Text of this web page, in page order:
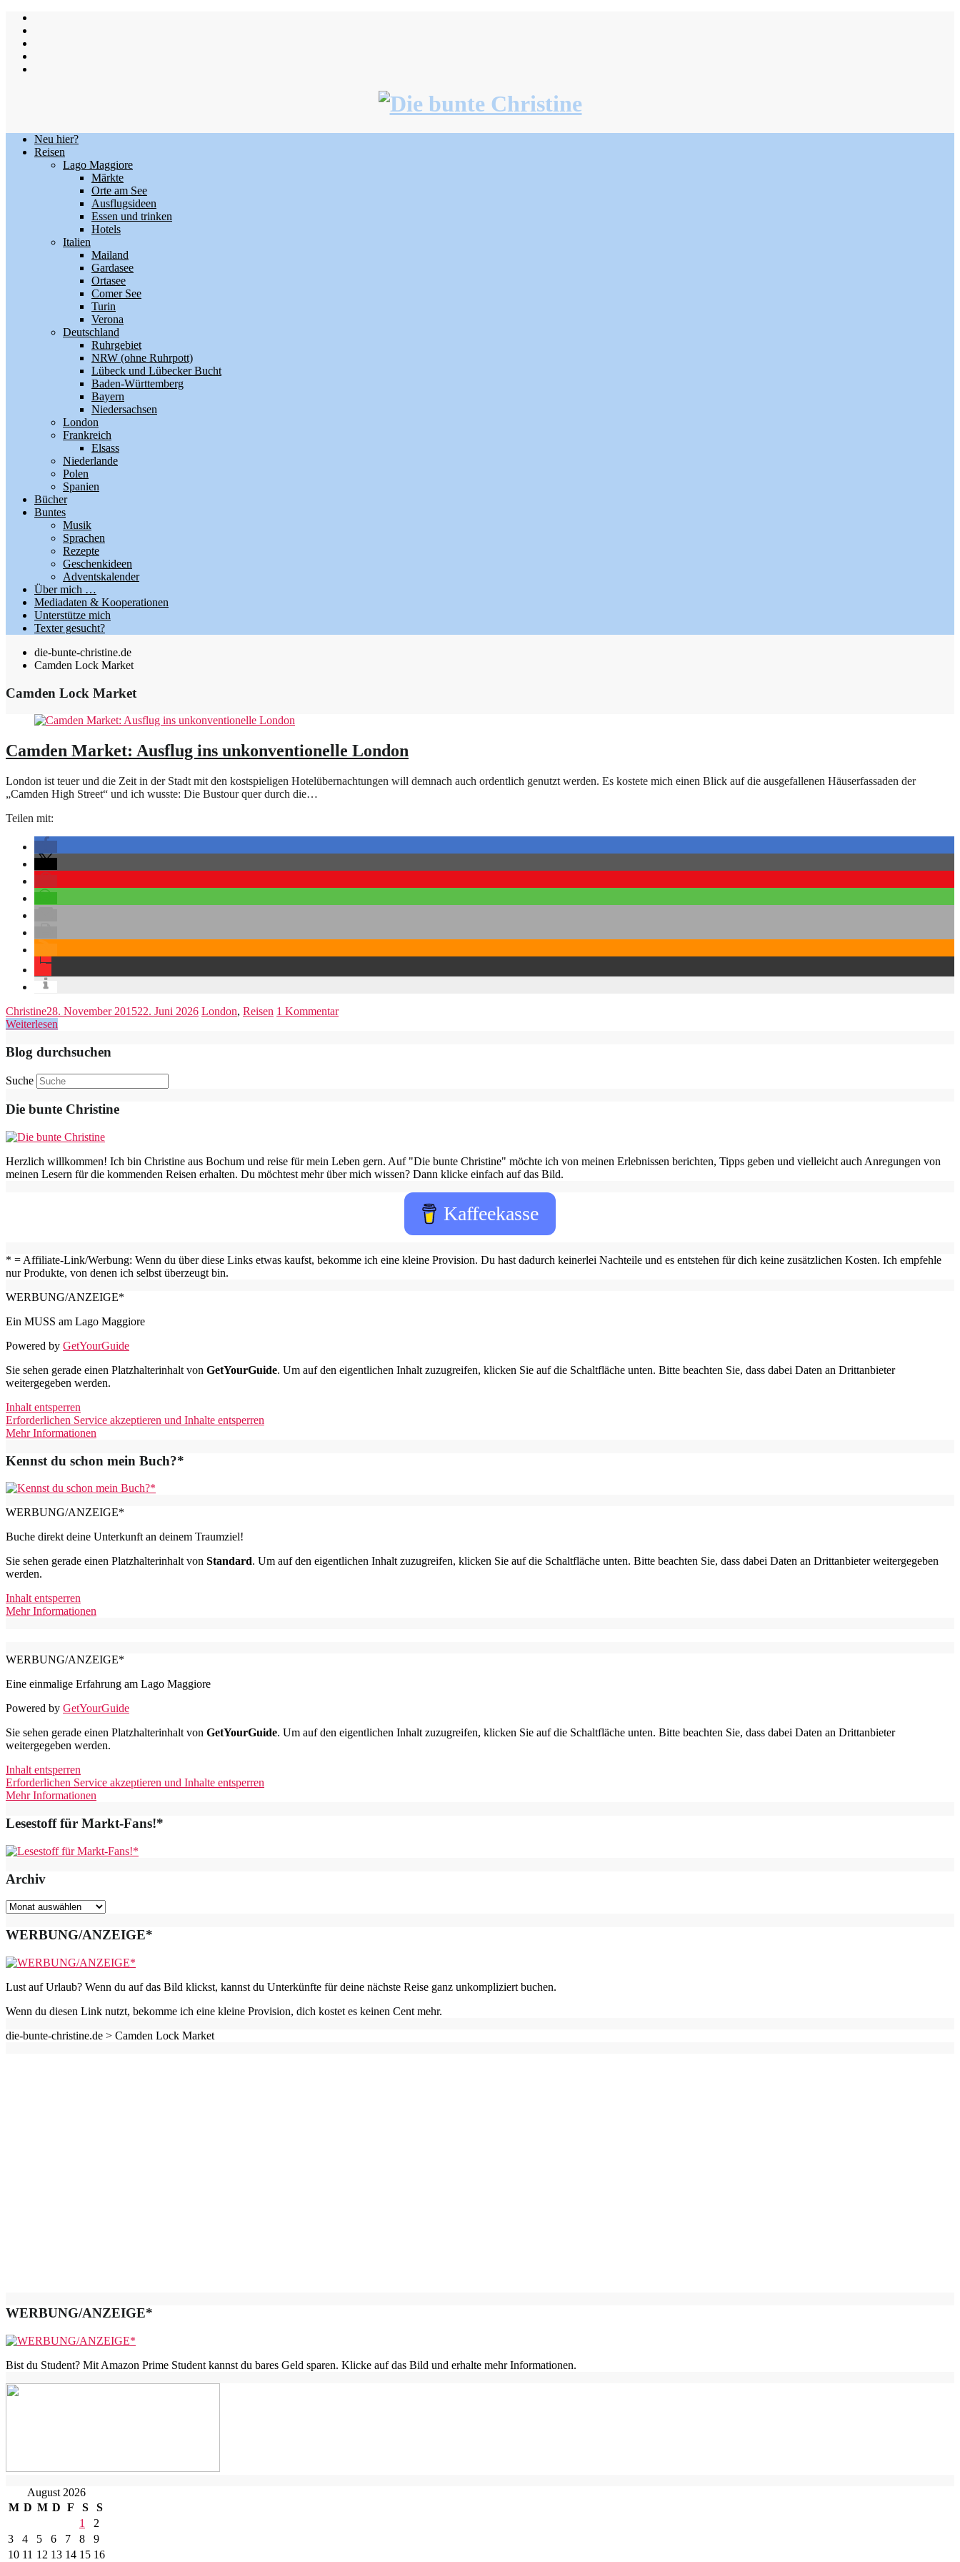
Skip
content
Neu hier?
Reisen
Lago Maggiore
Märkte
Orte am See
Ausflugsideen
Essen und trinken
Hotels
Italien
Mailand
Gardasee
Ortasee
Comer See
Turin
Verona
Deutschland
Ruhrgebiet
NRW (ohne Ruhrpott)
Lübeck und Lübecker Bucht
Baden-Württemberg
Bayern
Niedersachsen
London
Frankreich
Elsass
Niederlande
Polen
Spanien
Bücher
Buntes
Musik
Sprachen
Rezepte
Geschenkideen
Adventskalender
Über mich …
Mediadaten & Kooperationen
Unterstütze mich
Texter gesucht?
die-bunte-christine.de
Camden Lock Market
Camden Lock Market
Camden Market: Ausflug ins unkonventionelle London
London ist teuer und die Zeit in der Stadt mit den kostspieligen Hotelübernachtungen will demnach auch ordentlich genutzt werden. Es kostete mich einen Blick auf die ausgefallenen Häuserfassaden der
„Camden High Street“ und ich wusste: Die Bustour quer durch die…
Teilen mit:
Christine28. November 201522. Juni 2026 London, Reisen 1 Kommentar
Weiterlesen
Blog durchsuchen
Suche
Die bunte Christine
Herzlich willkommen! Ich bin Christine aus Bochum und reise für mein Leben gern. Auf "Die bunte Christine" möchte ich von meinen Erlebnissen berichten, Tipps geben und vielleicht auch Anregungen von
meinen Lesern für die kommenden Reisen erhalten. Du möchtest mehr über mich wissen? Dann klicke einfach auf das Bild.
Kaffeekasse
* = Affiliate-Link/Werbung: Wenn du über diese Links etwas kaufst, bekomme ich eine kleine Provision. Du hast dadurch keinerlei Nachteile und es entstehen für dich keine zusätzlichen Kosten. Ich empfehle
nur Produkte, von denen ich selbst überzeugt bin.
WERBUNG/ANZEIGE*
Ein MUSS am Lago Maggiore
Powered by GetYourGuide
Sie sehen gerade einen Platzhalterinhalt von GetYourGuide. Um auf den eigentlichen Inhalt zuzugreifen, klicken Sie auf die Schaltfläche unten. Bitte beachten Sie, dass dabei Daten an Drittanbieter
weitergegeben werden.
Inhalt entsperren
Erforderlichen Service akzeptieren und Inhalte entsperren
Mehr Informationen
Kennst du schon mein Buch?*
WERBUNG/ANZEIGE*
Buche direkt deine Unterkunft an deinem Traumziel!
Sie sehen gerade einen Platzhalterinhalt von Standard. Um auf den eigentlichen Inhalt zuzugreifen, klicken Sie auf die Schaltfläche unten. Bitte beachten Sie, dass dabei Daten an Drittanbieter weitergegeben
werden.
Inhalt entsperren
Mehr Informationen
WERBUNG/ANZEIGE*
Eine einmalige Erfahrung am Lago Maggiore
Powered by GetYourGuide
Sie sehen gerade einen Platzhalterinhalt von GetYourGuide. Um auf den eigentlichen Inhalt zuzugreifen, klicken Sie auf die Schaltfläche unten. Bitte beachten Sie, dass dabei Daten an Drittanbieter
weitergegeben werden.
Inhalt entsperren
Erforderlichen Service akzeptieren und Inhalte entsperren
Mehr Informationen
Lesestoff für Markt-Fans!*
Archiv
Archiv
WERBUNG/ANZEIGE*
Lust auf Urlaub? Wenn du auf das Bild klickst, kannst du Unterkünfte für deine nächste Reise ganz unkompliziert buchen.
Wenn du diesen Link nutzt, bekomme ich eine kleine Provision, dich kostet es keinen Cent mehr.
die-bunte-christine.de > Camden Lock Market
WERBUNG/ANZEIGE*
Bist du Student? Mit Amazon Prime Student kannst du bares Geld sparen. Klicke auf das Bild und erhalte mehr Informationen.
August 2026
M D M D F S
S
1
2
3
4 5 6 7 8
9
10 11 12 13 14 15 16